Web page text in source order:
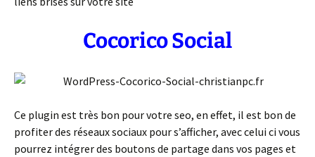
Cocorico Social
Ce plugin est très bon pour votre seo, en effet, il est bon de
profiter des réseaux sociaux pour s’afficher, avec celui ci vous
pourrez intégrer des boutons de partage dans vos pages et